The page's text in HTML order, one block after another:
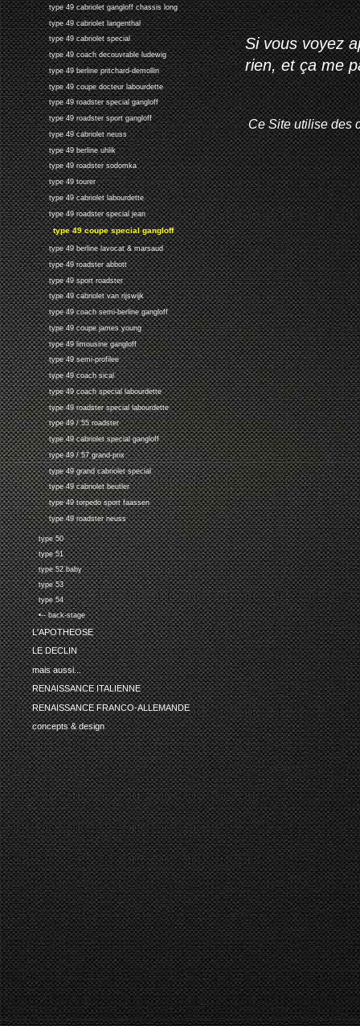
type 49 cabriolet gangloff chassis long
type 49 cabriolet langenthal
type 49 cabriolet special
type 49 coach decouvrable ludewig
type 49 berline pritchard-demollin
type 49 coupe docteur labourdette
type 49 roadster special gangloff
type 49 roadster sport gangloff
type 49 cabriolet neuss
type 49 berline uhlik
type 49 roadster sodomka
type 49 tourer
type 49 cabriolet labourdette
type 49 roadster special jean
type 49 coupe special gangloff
type 49 berline lavocat & marsaud
type 49 roadster abbott
type 49 sport roadster
type 49 cabriolet van rijswijk
type 49 coach semi-berline gangloff
type 49 coupe james young
type 49 limousine gangloff
type 49 semi-profilee
type 49 coach sical
type 49 coach special labourdette
type 49 roadster special labourdette
type 49 / 55 roadster
type 49 cabriolet special gangloff
type 49 / 57 grand-prix
type 49 grand cabriolet special
type 49 cabriolet beutler
type 49 torpedo sport faassen
type 49 roadster neuss
type 50
type 51
type 52 baby
type 53
type 54
•-- back-stage
L'APOTHEOSE
LE DECLIN
mais aussi...
RENAISSANCE ITALIENNE
RENAISSANCE FRANCO-ALLEMANDE
concepts & design
Si vous voyez
rien, et ça me
Ce Site utilise des